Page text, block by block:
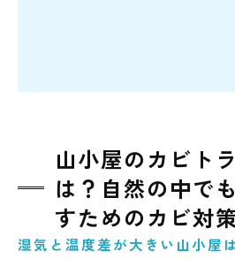
山小屋のカビト
は？自然の中で
すためのカビ対
湿気と温度差が大きい山小屋